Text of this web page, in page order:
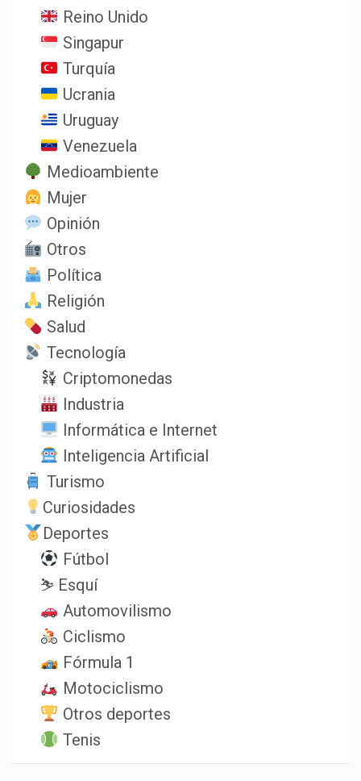
Reino Unido
Singapur
Turquía
Ucrania
Uruguay
Venezuela
Medioambiente
Mujer
Opinión
Otros
Política
Religión
Salud
Tecnología
Criptomonedas
Industria
Informática e Internet
Inteligencia Artificial
Turismo
Curiosidades
Deportes
Fútbol
⛷️ Esquí
Automovilismo
Ciclismo
Fórmula 1
Motociclismo
Otros deportes
Tenis